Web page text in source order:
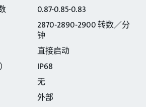
0.87-0.85-0.83
2870-2890-2900 转数／分
钟
直接启动
IP68
无
外部